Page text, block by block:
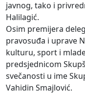
javnog, tako i
Halilagić.
Osim premijera
pravosuđa i uprave
kulturu, sport i
predsjednicom
svečanosti u ime
Vahidin Smajlović.